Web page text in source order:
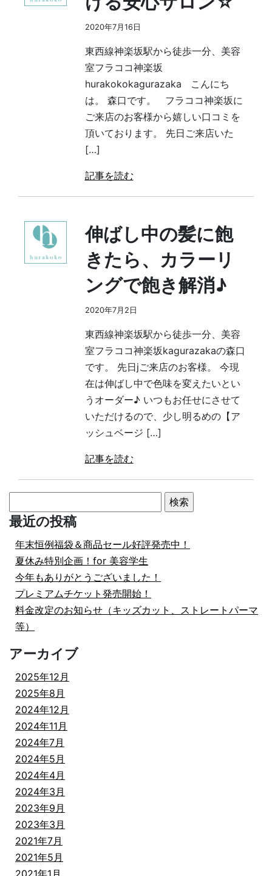
2020年7月16日
東西線神楽坂駅から徒歩一分、美容
室フラココ神楽坂
hurakokokagurazaka こんにち
は。 森口です。 フラココ神楽坂に
ご来店のお客様から嬉しい口コミを
頂いております。 先日ご来店いた
[…]
記事を読む
伸ばし中の髪に飽
きたら、カラーリ
ングで飽き解消♪
2020年7月2日
東西線神楽坂駅から徒歩一分、美容
室フラココ神楽坂kagurazakaの森口
です。 先日jご来店のお客様。 今現
在は伸ばし中で色味を変えたいとい
うオーダー♪ いつもお任せにさせて
いただけるので、少し明るめの【ア
ッシュベージ […]
記事を読む
索:
最近の投稿
年末恒例福袋＆商品セール好評発売中！
夏休み特別企画！for 美容学生
今年もありがとうございました！
プレミアムチケット発売開始！
料金改定のお知らせ（キッズカット、ストレートパーマ
等）
アーカイブ
2025年12月
2025年8月
2024年12月
2024年11月
2024年7月
2024年5月
2024年4月
2024年3月
2023年9月
2023年3月
2021年7月
2021年5月
2021年1月